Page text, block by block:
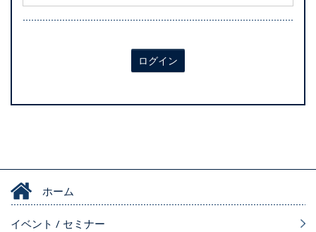
ログイン
ホーム
イベント / セミナー